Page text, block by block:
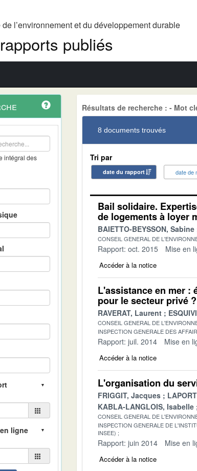
l’environnement et du développement durable
publiés
intégral des
Résultats de recherche : - Mot
8 documents trouvés
Tri par
date du rapport date de
Bail solidaire.
de logements à loyer
BAIETTO-BEYSSON, Sabine
CONSEIL GENERAL DE
Rapport: oct. 2015 Mise en
Accéder à la notice
L'assistance en mer :
pour le secteur privé ?
RAVERAT, Laurent
CONSEIL GENERAL DE
INSPECTION GENERALE DES
Rapport: juil. 2014 Mise en
Accéder à la notice
L'organisation du
FRIGGIT, Jacques
KABLA-LANGLOIS, Isabelle
CONSEIL GENERAL DE
INSPECTION GENERALE DE
INSEE)
Rapport: juin 2014 Mise en
Accéder à la notice